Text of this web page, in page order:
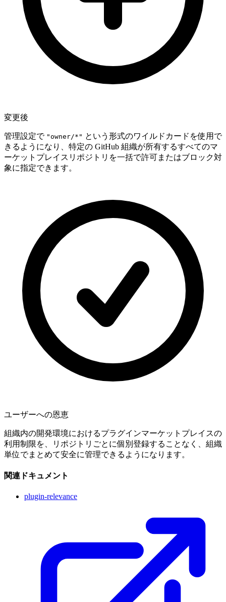
変更後
管理設定で "owner/*" という形式のワイルドカードを使用で
きるようになり、特定の GitHub 組織が所有するすべてのマ
ーケットプレイスリポジトリを一括で許可またはブロック対
象に指定できます。
ユーザーへの恩恵
組織内の開発環境におけるプラグインマーケットプレイスの
利用制限を、リポジトリごとに個別登録することなく、組織
単位でまとめて安全に管理できるようになります。
関連ドキュメント
plugin-relevance